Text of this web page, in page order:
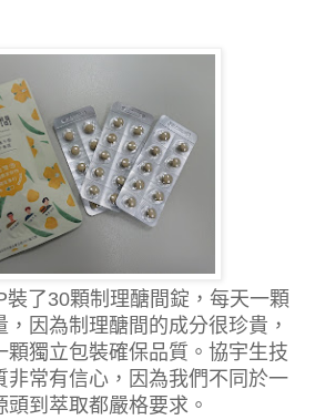
裝了30顆制理醣間錠，每天一顆
因為制理醣間的成分很珍貴，
顆獨立包裝確保品質。協宇生技
非常有信心，因為我們不同於一
到萃取都嚴格要求。